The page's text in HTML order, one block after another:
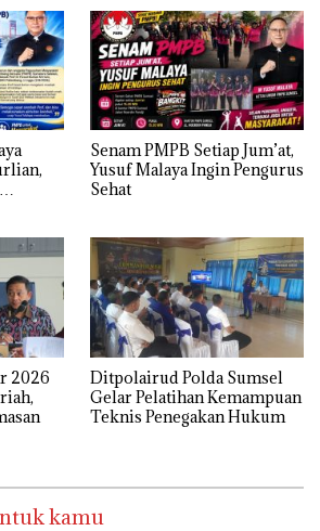
Senam PMPB Setiap Jum’at,
Yusuf Malaya Ingin Pengurus
Sehat
2026
Ditpolairud Polda Sumsel
Gelar Pelatihan Kemampuan
Teknis Penegakan Hukum
kamu